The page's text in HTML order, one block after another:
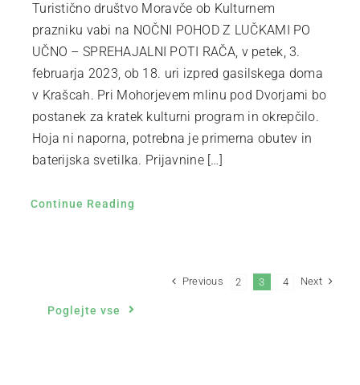
Turistično društvo Moravče ob Kulturnem
prazniku vabi na NOČNI POHOD Z LUČKAMI PO
UČNO – SPREHAJALNI POTI RAČA, v petek, 3.
februarja 2023, ob 18. uri izpred gasilskega doma
v Krašcah. Pri Mohorjevem mlinu pod Dvorjami bo
postanek za kratek kulturni program in okrepčilo.
Hoja ni naporna, potrebna je primerna obutev in
baterijska svetilka. Prijavnine […]
Continue Reading
Previous 2 3 4 Next
Poglejte vse